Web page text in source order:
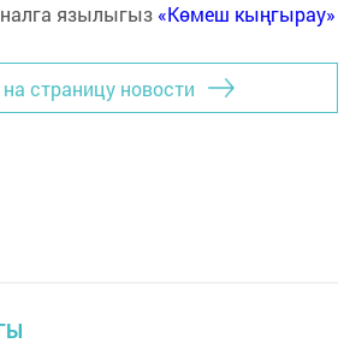
язылыгыз «Көмеш кыңгырау»
страницу новости